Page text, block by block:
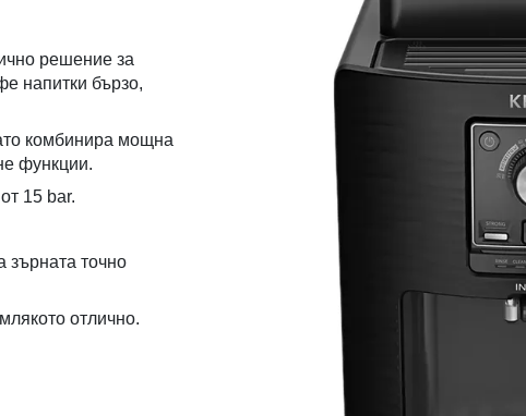
решение за
напитки бързо,
комбинира мощна
функции.
15 bar.
зърната точно
отлично.